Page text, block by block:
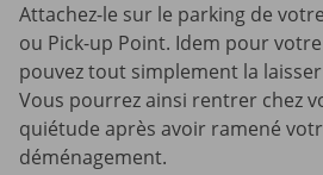
Attachez-le sur le parking de
ou Pick-up Point. Idem pour
pouvez tout simplement la
Vous pourrez ainsi rentrer chez
quiétude après avoir ramené
déménagement.